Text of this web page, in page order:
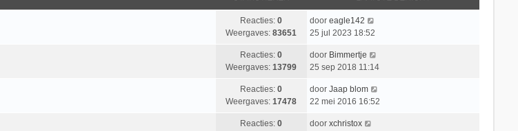
Reacties:0
Weergaves:83651
door eagle142
25 jul 2023 18:52
Reacties:0
Weergaves:13799
door Bimmertje
25 sep 2018 11:14
Reacties:0
Weergaves:17478
door Jaap blom
22 mei 2016 16:52
Reacties:0
door xchristox